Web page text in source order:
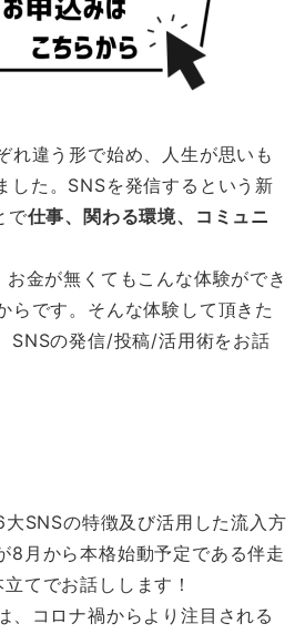
れ違う形で始め、人生が思いも
した。SNSを発信するという新
で仕事、関わる環境、コミュニ
金が無くてもこんな体験ができ
らです。そんな体験して頂きた
SNSの発信/投稿/活用術をお話
SNSの特徴及び活用した流入方
8月から本格始動予定である伴走
てでお話しします！
、コロナ禍からより注目される